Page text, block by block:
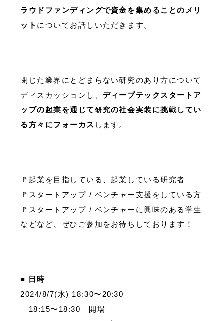
ラウドファンディングで資金を集めることのメリ
ット についてお話しいただきます。
閉じた業界にとどまらない研究のあり方について
ディスカッションし、ディープテックスタートア
ップの起業を通じて研究の社会実装に挑戦してい
る方々にフォーカス します。
🚩起業を目指している、起業している研究者
🚩スタートアップ / ベンチャー支援をしている方
🚩スタートアップ / ベンチャーに興味のある学生
などなど、ぜひご参加をお待ちしております！
■ 日時
2024/8/7(水) 18:30〜20:30
18:15〜18:30 開場